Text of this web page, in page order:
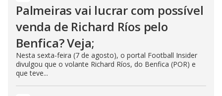
Palmeiras vai lucrar com possível
venda de Richard Ríos pelo
Benfica? Veja;
Nesta sexta-feira (7 de agosto), o portal Football Insider
divulgou que o volante Richard Ríos, do Benfica (POR) e
que teve...